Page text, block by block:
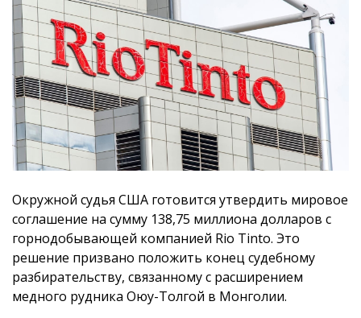
Окружной судья США готовится утвердить мировое
соглашение на сумму 138,75 миллиона долларов с
горнодобывающей компанией Rio Tinto. Это
решение призвано положить конец судебному
разбирательству, связанному с расширением
медного рудника Оюу-Толгой в Монголии.